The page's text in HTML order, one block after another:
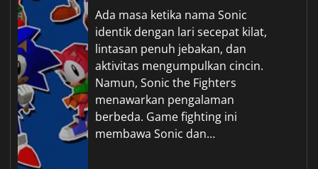
Ada masa ketika nama Sonic
identik dengan lari secepat kilat,
lintasan penuh jebakan, dan
aktivitas mengumpulkan cincin.
Namun, Sonic the Fighters
menawarkan pengalaman
berbeda. Game fighting ini
membawa Sonic dan…